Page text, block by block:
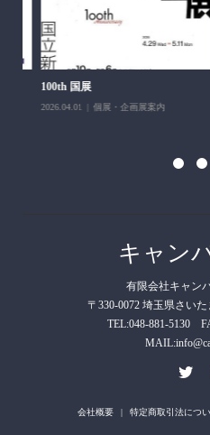
100th 国展
2026.04.01 個展・企画展案内
キャン
有限会社キャ
〒330-0072 埼玉県さい
TEL:048-881-5130
会社概要 特定商取引法につ